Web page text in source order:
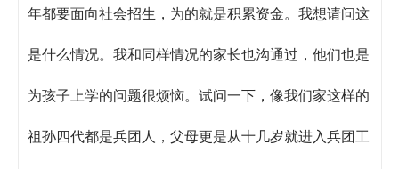
年都要面向社会招生，为的就是积累资金。我想请问这
是什么情况。我和同样情况的家长也沟通过，他们也是
为孩子上学的问题很烦恼。试问一下，像我们家这样的
祖孙四代都是兵团人，父母更是从十几岁就进入兵团工